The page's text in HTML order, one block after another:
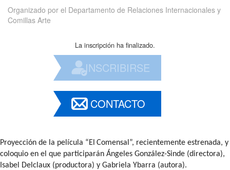
Organizado por el Departamento de Relaciones Internacionales y
Comillas Arte
La inscripción ha finalizado.
INSCRIBIRSE
CONTACTO
Proyección de la película “El Comensal ”, recientemente estrenada, y
coloquio en el que participarán Ángeles González-Sinde (directora),
Isabel Delclaux (productora) y Gabriela Ybarra (autora).